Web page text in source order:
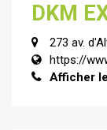
DKM
273 av.
https://
Afficher